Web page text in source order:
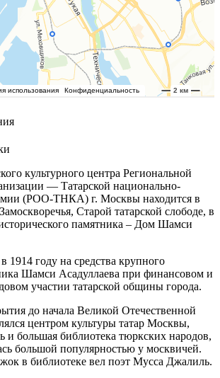
культурного центра Региональной
— Татарской национально-
(РОО-ТНКА) г. Москвы находится в
Старой татарской слободе, в
памятника – Дом Шамси
1914 году на средства крупного
Шамси Асадуллаева при финансовом и
участии татарской общины города.
до начала Великой Отечественной
центром культуры татар Москвы,
и большая библиотека тюркских народов,
большой популярностью у москвичей.
в библиотеке вел поэт Мусса Джалиль.